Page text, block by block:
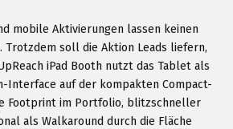
mobile Aktivierungen lassen keinen
Trotzdem soll die Aktion Leads liefern,
iPad Booth nutzt das Tablet als
Interface auf der kompakten Compact-
Footprint im Portfolio, blitzschneller
als Walkaround durch die Fläche